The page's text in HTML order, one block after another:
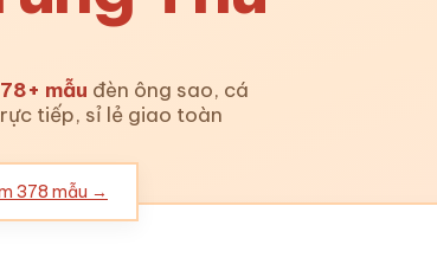
+ mẫu đèn ông sao, cá
tiếp, sỉ lẻ giao toàn
378 mẫu →